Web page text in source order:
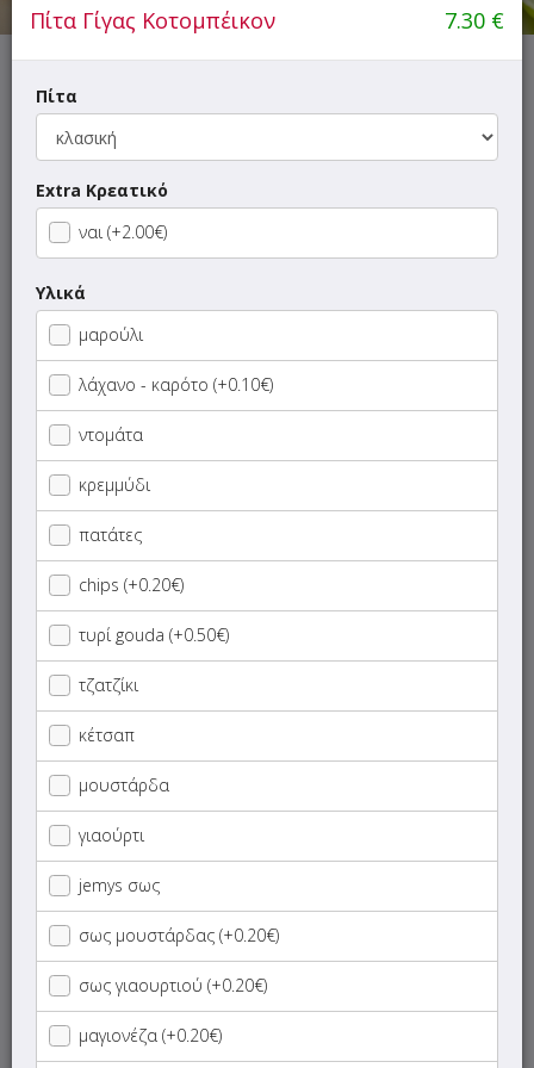
ΜΕΝΟΥ
Γρήγορη
αναζήτηση
προϊόντος...
SUPER Προσφορές
Ορεκτικά
Σαλάτες
Πίτες
Πίτες Γίγας
Σάντουιτς
Jemys Σάντουιτς
Σκεπαστές
Τεμάχια
Μερίδες
Ποικιλίες Κρεατικών
Πίτα Γίγας Κοτομπέικον 7.30 €
Πίτα
Extra Κρεατικό
ναι (+2.00€)
Υλικά
μαρούλι
λάχανο - καρότο (+0.10€)
ντομάτα
κρεμμύδι
πατάτες
chips (+0.20€)
τυρί gouda (+0.50€)
τζατζίκι
κέτσαπ
μουστάρδα
γιαούρτι
jemys σως
σως μουστάρδας (+0.20€)
σως γιαουρτιού (+0.20€)
μαγιονέζα (+0.20€)